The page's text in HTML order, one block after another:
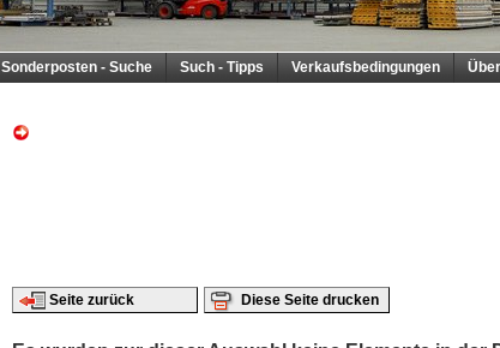
Sonderposten - Suche Such - Tipps Verkaufsbedingungen
Seite zurück Diese Seite drucken